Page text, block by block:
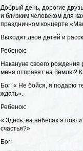
Добрый день, дорогие
и близким человеком для
праздничном концерте
Выходят двое детей и
Ребенок:
Накануне своего рождения
меня отправят на Землю?
Бог: « Не бойся, я подарю
ждать».
Ребенок:
« Здесь, на небесах я пою
счастья?»
Бог: